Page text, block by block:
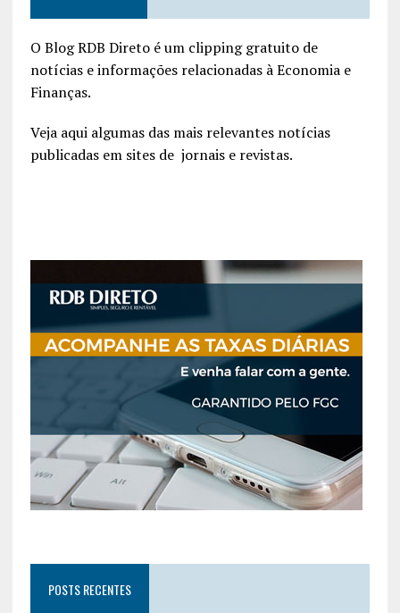
O Blog RDB Direto é um clipping gratuito de
notícias e informações relacionadas à Economia e
Finanças.
Veja aqui algumas das mais relevantes notícias
publicadas em sites de jornais e revistas.
POSTS RECENTES